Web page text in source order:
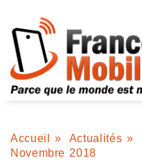
Accueil » Actualités »
Novembre 2018